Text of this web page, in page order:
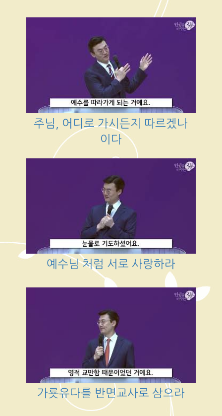
주님, 어디로 가시든지 따르겠나
이다
예수님 처럼 서로 사랑하라
가룟유다를 반면교사로 삼으라